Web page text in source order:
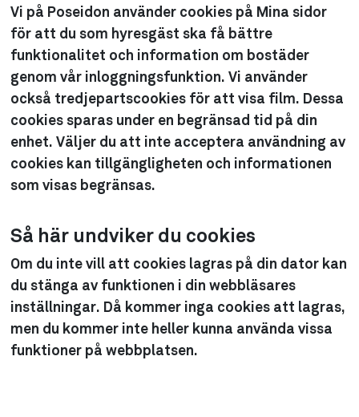
Vi på Poseidon använder cookies på Mina sidor
för att du som hyresgäst ska få bättre
funktionalitet och information om bostäder
genom vår inloggningsfunktion. Vi använder
också tredjepartscookies för att visa film. Dessa
cookies sparas under en begränsad tid på din
enhet. Väljer du att inte acceptera användning av
cookies kan tillgängligheten och informationen
som visas begränsas.
Så här undviker du cookies
Om du inte vill att cookies lagras på din dator kan
du stänga av funktionen i din webbläsares
inställningar. Då kommer inga cookies att lagras,
men du kommer inte heller kunna använda vissa
funktioner på webbplatsen.